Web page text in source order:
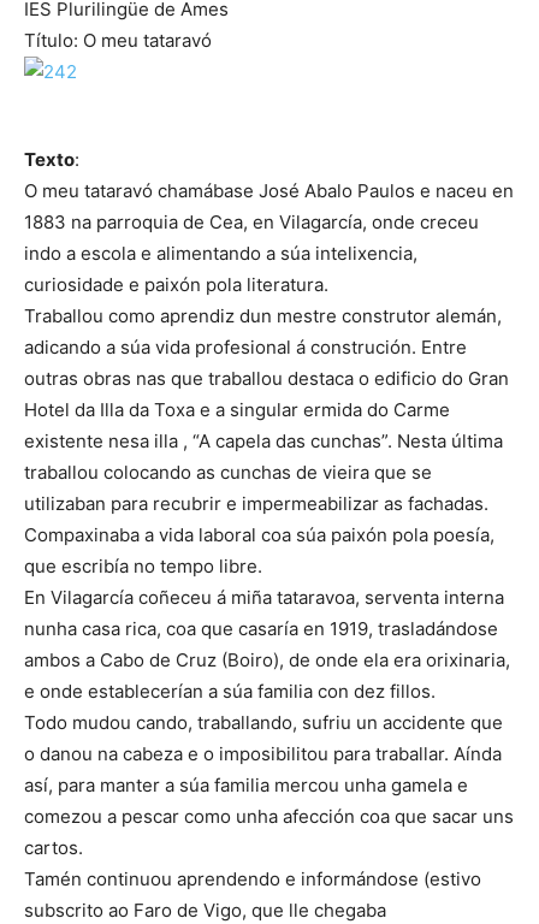
IES Plurilingüe de Ames
Título: O meu tataravó
Texto:
O meu tataravó chamábase José Abalo Paulos e naceu en
1883 na parroquia de Cea, en Vilagarcía, onde creceu
indo a escola e alimentando a súa intelixencia,
curiosidade e paixón pola literatura.
Traballou como aprendiz dun mestre construtor alemán,
adicando a súa vida profesional á construción. Entre
outras obras nas que traballou destaca o edificio do Gran
Hotel da Illa da Toxa e a singular ermida do Carme
existente nesa illa , “A capela das cunchas”. Nesta última
traballou colocando as cunchas de vieira que se
utilizaban para recubrir e impermeabilizar as fachadas.
Compaxinaba a vida laboral coa súa paixón pola poesía,
que escribía no tempo libre.
En Vilagarcía coñeceu á miña tataravoa, serventa interna
nunha casa rica, coa que casaría en 1919, trasladándose
ambos a Cabo de Cruz (Boiro), de onde ela era orixinaria,
e onde establecerían a súa familia con dez fillos.
Todo mudou cando, traballando, sufriu un accidente que
o danou na cabeza e o imposibilitou para traballar. Aínda
así, para manter a súa familia mercou unha gamela e
comezou a pescar como unha afección coa que sacar uns
cartos.
Tamén continuou aprendendo e informándose (estivo
subscrito ao Faro de Vigo, que lle chegaba